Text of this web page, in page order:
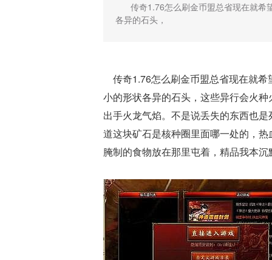
传奇1.76怎么刷金币盟总省现在就希
各异的石头，
传奇1.76怎么刷金币盟总省现在就
小的形状各异的石头，这些异行会火
出手火龙气焰。不是说丢失的东西也
道这块矿石是核种圈里面哪一处的，
腌制的食物放在那里屯着，精品我本